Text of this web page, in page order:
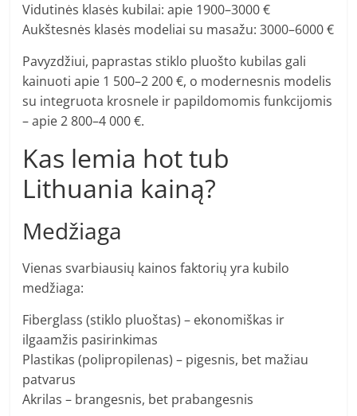
Vidutinės klasės kubilai: apie 1900–3000 €
Aukštesnės klasės modeliai su masažu: 3000–6000 €
Pavyzdžiui, paprastas stiklo pluošto kubilas gali
kainuoti apie 1 500–2 200 €, o modernesnis modelis
su integruota krosnele ir papildomomis funkcijomis
– apie 2 800–4 000 €.
Kas lemia hot tub
Lithuania kainą?
Medžiaga
Vienas svarbiausių kainos faktorių yra kubilo
medžiaga:
Fiberglass (stiklo pluoštas) – ekonomiškas ir
ilgaamžis pasirinkimas
Plastikas (polipropilenas) – pigesnis, bet mažiau
patvarus
Akrilas – brangesnis, bet prabangesnis